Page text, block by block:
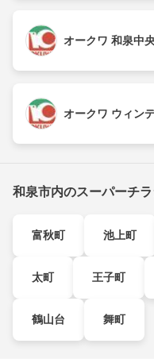
オークワ 和泉中
オークワ ウィン
和泉市内のスーパーチ
富秋町 池上町
太町 王子町
鶴山台 舞町